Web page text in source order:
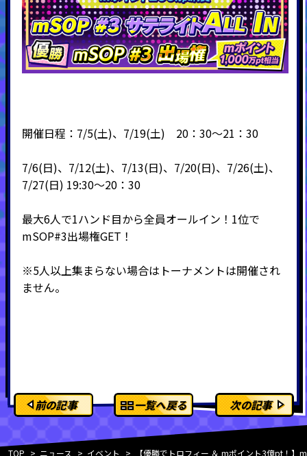
開催日程：7/5(土)、7/19(土) 20：30～21：30
7/6(日)、7/12(土)、7/13(日)、7/20(日)、7/26(土)、
7/27(日) 19:30～20：30
最大6人で1ハンド目から全員オールイン！1位で
mSOP#3出場権GET！
※5人以上集まらない場合はトーナメントは開催され
ません。
前の記事 一覧へ戻る 次の記事
TOP ニュース イベント 【優勝でトロフィー ＆ mポイント3億pt！】